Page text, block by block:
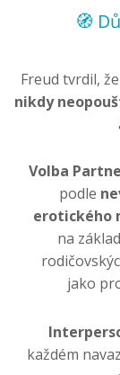
🧭
Freud tvrdil, že
nikdy
Volba
podle
erotického
na
jako
každém